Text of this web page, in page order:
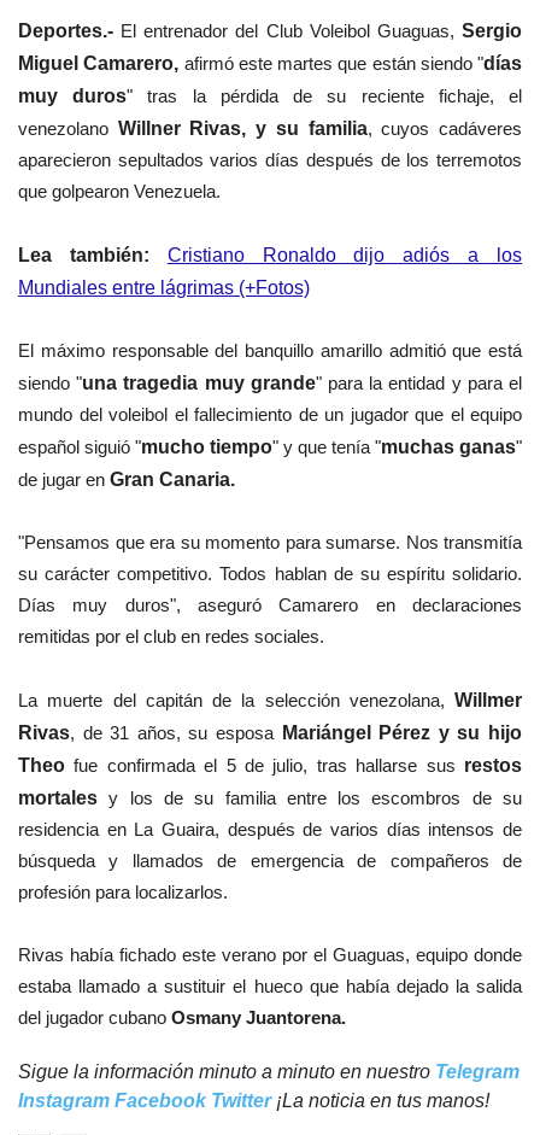
Deportes.- El entrenador del Club Voleibol Guaguas, Sergio
Miguel Camarero, afirmó este martes que están siendo "días
muy duros" tras la pérdida de su reciente fichaje, el
venezolano Willner Rivas, y su familia, cuyos cadáveres
aparecieron sepultados varios días después de los terremotos
que golpearon Venezuela.
Lea también: Cristiano Ronaldo dijo adiós a los
Mundiales entre lágrimas (+Fotos)
El máximo responsable del banquillo amarillo admitió que está
siendo "una tragedia muy grande" para la entidad y para el
mundo del voleibol el fallecimiento de un jugador que el equipo
español siguió "mucho tiempo" y que tenía "muchas ganas"
de jugar en Gran Canaria.
"Pensamos que era su momento para sumarse. Nos transmitía
su carácter competitivo. Todos hablan de su espíritu solidario.
Días muy duros", aseguró Camarero en declaraciones
remitidas por el club en redes sociales.
La muerte del capitán de la selección venezolana, Willmer
Rivas, de 31 años, su esposa Mariángel Pérez y su hijo
Theo fue confirmada el 5 de julio, tras hallarse sus restos
mortalesy los de su familia entre los escombros de su
residencia en La Guaira, después de varios días intensos de
búsqueda y llamados de emergencia de compañeros de
profesión para localizarlos.
Rivas había fichado este verano por el Guaguas, equipo donde
estaba llamado a sustituir el hueco que había dejado la salida
del jugador cubano Osmany Juantorena.
Sigue la información minuto a minuto en nuestro Telegram
Instagram Facebook Twitter¡La noticia en tus manos!